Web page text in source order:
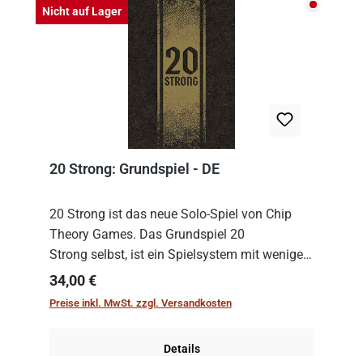
Nicht auf Lager Nicht
20 Strong: Grundspiel - DE
20 Strong ist das neue Solo-Spiel von Chip
Theory Games. Das Grundspiel 20
Strong selbst, ist ein Spielsystem mit wenigen,
einfachen Regeln. Um es zu spielen, muss es
immer mit einem Themenset ergänzt werden.
Regulärer Preis:
34,00 €
Preise inkl. MwSt. zzgl. Versandkosten
Details